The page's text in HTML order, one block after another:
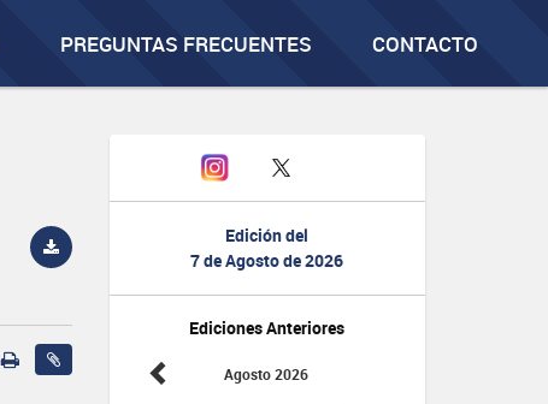
PREGUNTAS FRECUENTES CONTACTO
Edición del
7 de Agosto de 2026
Ediciones Anteriores
Agosto 2026